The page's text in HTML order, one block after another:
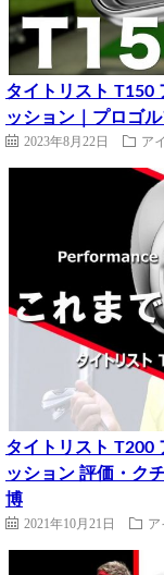
タイトリスト T150
ッション｜プロゴ
2023年8月22日 ア
タイトリスト T200
ッション 評価・ク
博
2021年10月21日 ア